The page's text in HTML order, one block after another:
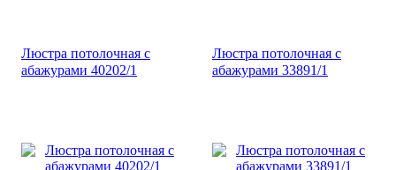
Люстра потолочная с
абажурами 40202/1
Люстра потолочная с
абажурами 33891/1